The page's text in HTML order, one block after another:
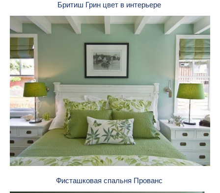
Бритиш Грин цвет в интерьере
Фисташковая спальня Прованс